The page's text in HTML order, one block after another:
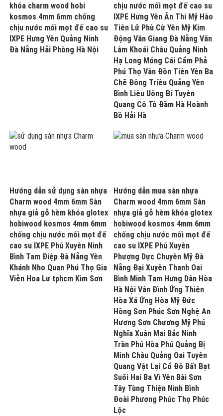
khóa charm wood hobi
kosmos 4mm 6mm chống
chịu nước mối mọt đế cao su
IXPE Hưng Yên Quảng Ninh
Đà Nẵng Hải Phòng Hà Nội
chịu nước mối mọt đế cao su
IXPE Hưng Yên Ân Thi Mỹ Hào
Tiên Lữ Phù Cừ Yên Mỹ Kim
Động Văn Giang Đà Nẵng Văn
Lâm Khoái Châu Quảng Ninh
Hạ Long Móng Cái Cẩm Phả
Phú Thọ Vân Đồn Tiên Yên Ba
Chẽ Đông Triều Quảng Yên
Bình Liêu Uông Bí Tuyên
Quang Cô Tô Đầm Hà Hoành
Bồ Hải Hà
Hướng dẫn sử dụng sàn nhựa
Charm wood 4mm 6mm Sàn
nhựa giả gỗ hèm khóa glotex
hobiwood kosmos 4mm 6mm
chống chịu nước mối mọt đế
cao su IXPE Phú Xuyên Ninh
Bình Tam Điệp Đà Nẵng Yên
Khánh Nho Quan Phú Thọ Gia
Viễn Hoa Lư tphcm Kim Sơn
Hướng dẫn mua sàn nhựa
Charm wood 4mm 6mm Sàn
nhựa giả gỗ hèm khóa glotex
hobiwood kosmos 4mm 6mm
chống chịu nước mối mọt đế
cao su IXPE Phú Xuyên
Phượng Dực Chuyên Mỹ Đà
Nẵng Đại Xuyên Thanh Oai
Bình Minh Tam Hưng Dân Hòa
Hà Nội Vân Đình Ứng Thiên
Hòa Xá Ứng Hòa Mỹ Đức
Hồng Sơn Phúc Sơn Nghệ An
Hương Sơn Chương Mỹ Phú
Nghĩa Xuân Mai Bắc Ninh
Trần Phú Hòa Phú Quảng Bị
Minh Châu Quảng Oai Tuyên
Quang Vật Lại Cổ Đô Bất Bạt
Suối Hai Ba Vì Yên Bài Sơn
Tây Tùng Thiện Ninh Bình
Đoài Phương Phúc Thọ Phúc
Lộc